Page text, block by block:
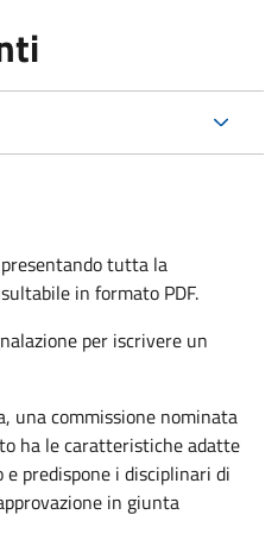
tutta la
in formato PDF.
per iscrivere un
una commissione nominata
ha le caratteristiche adatte
predispone i disciplinari di
in giunta